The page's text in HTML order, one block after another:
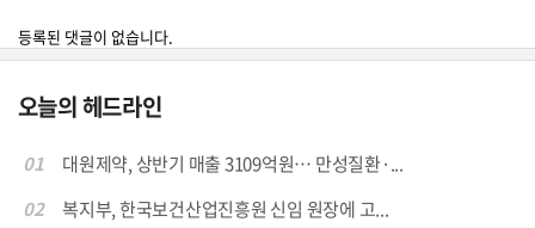
등록된 댓글이 없습니다.
오늘의 헤드라인
01
대원제약, 상반기 매출 3109억원… 만성질환·...
02
복지부, 한국보건산업진흥원 신임 원장에 고...